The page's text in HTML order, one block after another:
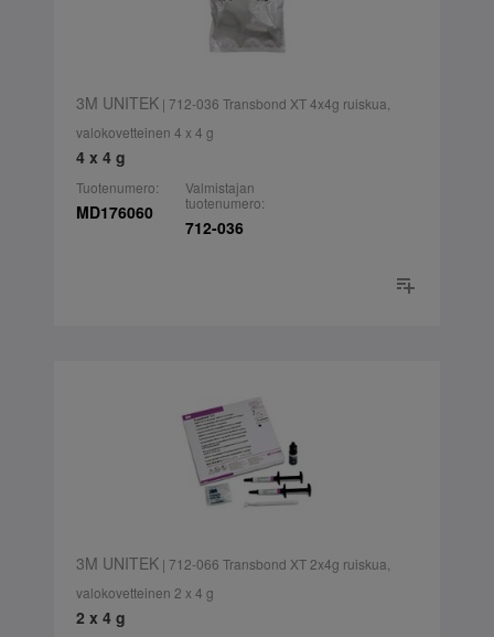
3M UNITEK | 712-036 Transbond XT 4x4g ruiskua,
valokovetteinen 4 x 4 g
4 x 4 g
Tuotenumero:
MD176060
Valmistajan
tuotenumero:
712-036
3M UNITEK | 712-066 Transbond XT 2x4g ruiskua,
valokovetteinen 2 x 4 g
2 x 4 g